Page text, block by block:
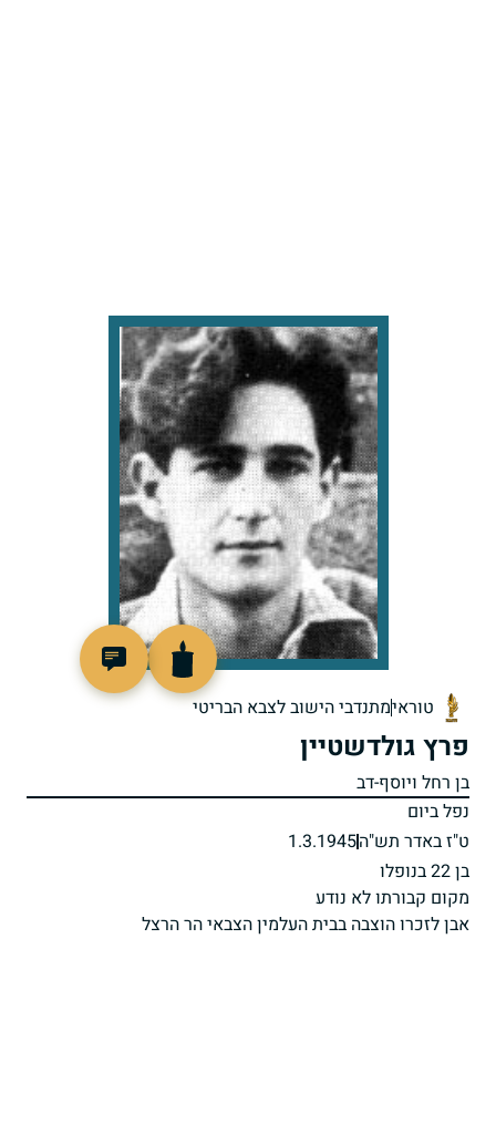
טוראימתנדבי הישוב לצבא הבריטי
פרץ גולדשטיין
בן רחל ויוסף-דב
נפל ביום
ט"ז באדר תש"ה1.3.1945
בן 22 בנופלו
מקום קבורתו לא נודע
אבן לזכרו הוצבה בבית העלמין הצבאי הר הרצל